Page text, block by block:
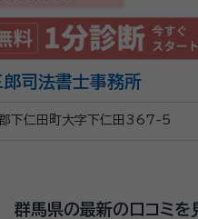
馬県行政書士会
司法書士事務所
下仁田町大字下仁田367-5
群馬県の最新の口コミを